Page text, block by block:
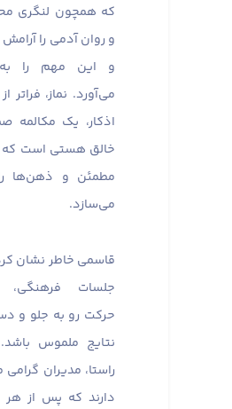
که همچون لنگری
و روان آدمی را
و این مهم را به
می‌آورد. نماز، فراتر
اذکار، یک مکالمه
خالق هستی است که
مطمئن و ذهن‌ها
می‌سازد.
قاسمی خاطر نشان
جلسات فرهنگی،
حرکت رو به جلو و
نتایج ملموس
راستا، مدیران
دارند که پس از هر